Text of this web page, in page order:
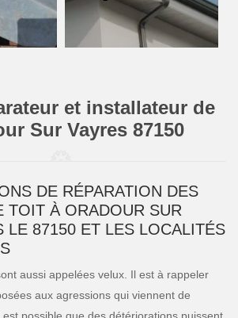
et installateur de
Sur Vayres 87150
DE RÉPARATION DES
TOIT À ORADOUR SUR
LE 87150 ET LES LOCALITÉS
aussi appelées velux. Il est à rappeler
aux agressions qui viennent de